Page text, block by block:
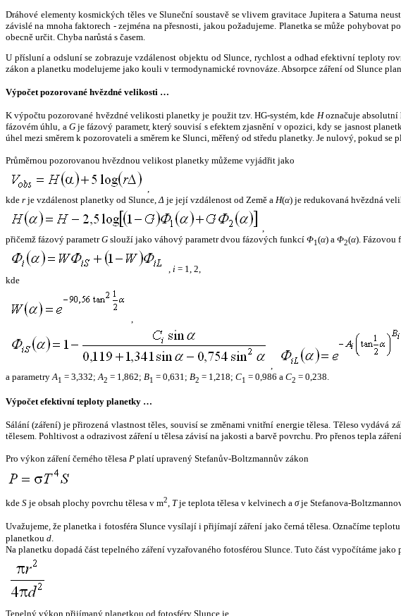
Dráhové elementy kosmických těles ve Sluneční soustavě se vlivem gravitace Jupitera a Saturna
závislé na mnoha faktorech - zejména na přesnosti, jakou požadujeme. Planetka se může
obecně určit. Chyba narůstá s časem.
U přísluní a odsluní se zobrazuje vzdálenost objektu od Slunce, rychlost a odhad efektivní teploty
zákon a planetku modelujeme jako kouli v termodynamické rovnováze. Absorpce záření od Slunce
Výpočet pozorované hvězdné velikosti …
K výpočtu pozorované hvězdné velikosti planetky je použit tzv. HG-systém, kde Hoznačuje absolutní
fázovém úhlu, a Gje fázový parametr, který souvisí s efektem zjasnění v opozici, kdy se jasnost
úhel mezi směrem k pozorovateli a směrem ke Slunci, měřený od středu planetky. Je nulový, pokud se
Průměrnou pozorovanou hvězdnou velikost planetky můžeme vyjádřit jako
,
kde r je vzdálenost planetky od Slunce,Δ je její vzdálenost od Země a H(α) je redukovaná hvězdná
,
přičemž fázový parametrG slouží jako váhový parametr dvou fázových funkcí Φ1(α) a Φ2(α). Fázovou
, i = 1, 2,
kde
,
,
a parametryA1 = 3,332;A2 = 1,862; B1 = 0,631; B2 = 1,218; C1 = 0,986 a C2 = 0,238.
Výpočet efektivní teploty planetky …
Sálání (záření) je přirozená vlastnost těles, souvisí se změnami vnitřní energie tělesa. Těleso
tělesem. Pohltivost a odrazivost záření u tělesa závisí na jakosti a barvě povrchu. Pro přenos tepla
Pro výkon záření černého tělesa P platí upravený Stefanův-Boltzmannův zákon
kde S je obsah plochy povrchu tělesa v m2, Tje teplota tělesa v kelvinech a σje Stefanova-
Uvažujeme, že planetka i fotosféra Slunce vysílají i přijímají záření jako černá tělesa. Označíme
planetkou d.
Na planetku dopadá část tepelného záření vyzařovaného fotosférou Slunce. Tuto část vypočítáme
Tepelný výkon přijímaný planetkou od fotosféry Slunce je